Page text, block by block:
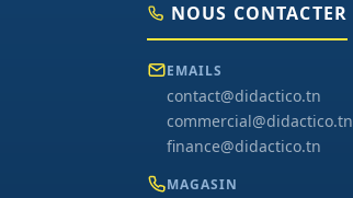
NOUS CONTACTER
EMAILS
contact@didactico.tn
commercial@didactico.tn
finance@didactico.tn
MAGASIN